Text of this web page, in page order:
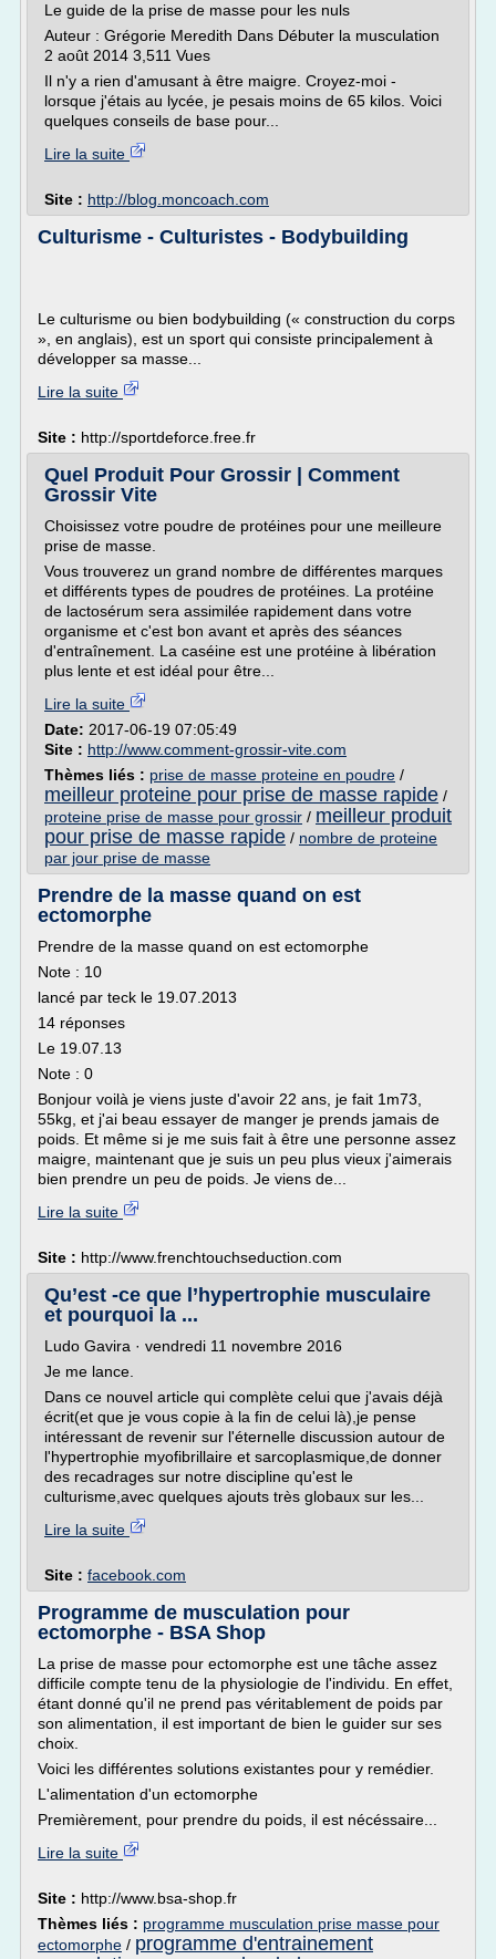
Le guide de la prise de masse pour les nuls
Auteur : Grégorie Meredith Dans Débuter la musculation
2 août 2014 3,511 Vues
Il n'y a rien d'amusant à être maigre. Croyez-moi -
lorsque j'étais au lycée, je pesais moins de 65 kilos. Voici
quelques conseils de base pour...
Lire la suite
Site : http://blog.moncoach.com
Culturisme - Culturistes - Bodybuilding
Le culturisme ou bien bodybuilding (« construction du corps
», en anglais), est un sport qui consiste principalement à
développer sa masse...
Lire la suite
Site : http://sportdeforce.free.fr
Quel Produit Pour Grossir | Comment
Grossir Vite
Choisissez votre poudre de protéines pour une meilleure
prise de masse.
Vous trouverez un grand nombre de différentes marques
et différents types de poudres de protéines. La protéine
de lactosérum sera assimilée rapidement dans votre
organisme et c'est bon avant et après des séances
d'entraînement. La caséine est une protéine à libération
plus lente et est idéal pour être...
Lire la suite
Date: 2017-06-19 07:05:49
Site : http://www.comment-grossir-vite.com
Thèmes liés : prise de masse proteine en poudre /
meilleur proteine pour prise de masse rapide /
proteine prise de masse pour grossir / meilleur produit
pour prise de masse rapide / nombre de proteine
par jour prise de masse
Prendre de la masse quand on est
ectomorphe
Prendre de la masse quand on est ectomorphe
Note : 10
lancé par teck le 19.07.2013
14 réponses
Le 19.07.13
Note : 0
Bonjour voilà je viens juste d'avoir 22 ans, je fait 1m73,
55kg, et j'ai beau essayer de manger je prends jamais de
poids. Et même si je me suis fait à être une personne assez
maigre, maintenant que je suis un peu plus vieux j'aimerais
bien prendre un peu de poids. Je viens de...
Lire la suite
Site : http://www.frenchtouchseduction.com
Qu’est -ce que l’hypertrophie musculaire
et pourquoi la ...
Ludo Gavira · vendredi 11 novembre 2016
Je me lance.
Dans ce nouvel article qui complète celui que j'avais déjà
écrit(et que je vous copie à la fin de celui là),je pense
intéressant de revenir sur l'éternelle discussion autour de
l'hypertrophie myofibrillaire et sarcoplasmique,de donner
des recadrages sur notre discipline qu'est le
culturisme,avec quelques ajouts très globaux sur les...
Lire la suite
Site : facebook.com
Programme de musculation pour
ectomorphe - BSA Shop
La prise de masse pour ectomorphe est une tâche assez
difficile compte tenu de la physiologie de l'individu. En effet,
étant donné qu'il ne prend pas véritablement de poids par
son alimentation, il est important de bien le guider sur ses
choix.
Voici les différentes solutions existantes pour y remédier.
L'alimentation d'un ectomorphe
Premièrement, pour prendre du poids, il est nécéssaire...
Lire la suite
Site : http://www.bsa-shop.fr
Thèmes liés : programme musculation prise masse pour
ectomorphe / programme d'entrainement